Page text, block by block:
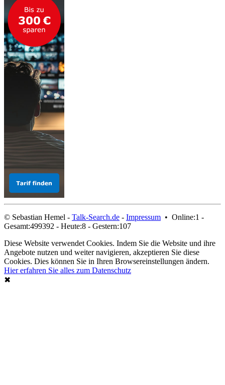
© Sebastian Hemel - Talk-Search.de - Impressum • Online:1 -
Gesamt:499392 - Heute:8 - Gestern:107
Diese Website verwendet Cookies. Indem Sie die Website und ihre
Angebote nutzen und weiter navigieren, akzeptieren Sie diese
Cookies. Dies können Sie in Ihren Browsereinstellungen ändern.
Hier erfahren Sie alles zum Datenschutz
✖